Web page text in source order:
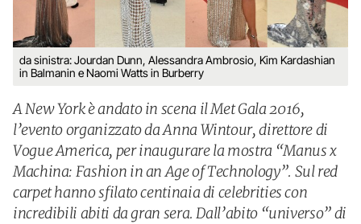
da sinistra: Jourdan Dunn, Alessandra Ambrosio, Kim Kardashian
in Balmanin e Naomi Watts in Burberry
A New York è andato in scena il Met Gala 2016,
l’evento organizzato da Anna Wintour, direttore di
Vogue America, per inaugurare la mostra “Manus x
Machina: Fashion in an Age of Technology”. Sul red
carpet hanno sfilato centinaia di celebrities con
incredibili abiti da gran sera. Dall’abito “universo” di